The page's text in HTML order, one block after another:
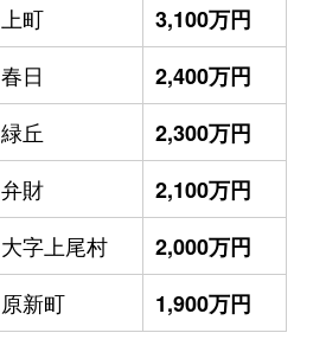
上町
3,100万円
春日
2,400万円
緑丘
2,300万円
弁財
2,100万円
大字上尾村
2,000万円
原新町 1,900万円